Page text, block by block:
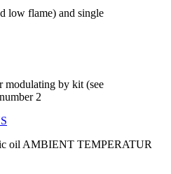
low flame) and single
modulating by kit (see
2
oil AMBIENT TEMPERATUR